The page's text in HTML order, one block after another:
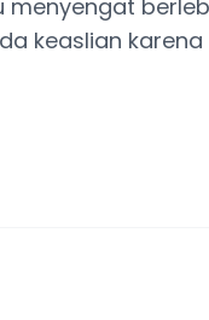
keaslian